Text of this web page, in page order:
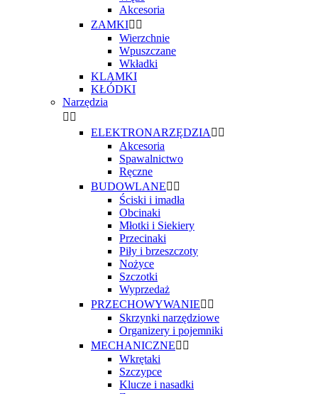
Akcesoria
ZAMKI 
Wierzchnie
Wpuszczane
Wkładki
KLAMKI
KŁÓDKI
Narzędzia
 
ELEKTRONARZĘDZIA  
Akcesoria
Spawalnictwo
Ręczne
BUDOWLANE 
Ściski i imadła
Obcinaki
Młotki i Siekiery
Przecinaki
Piły i brzeszczoty
Nożyce
Szczotki
Wyprzedaż
PRZECHOWYWANIE 
Skrzynki narzędziowe
Organizery i pojemniki
MECHANICZNE 
Wkrętaki
Szczypce
Klucze i nasadki